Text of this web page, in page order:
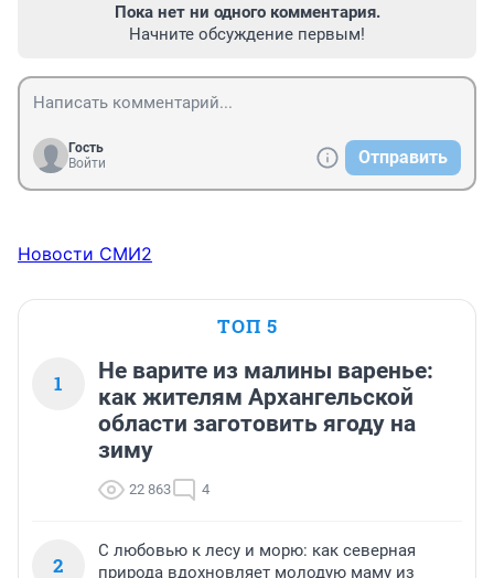
Пока нет ни одного комментария.
Начните обсуждение первым!
Гость
Войти
Отправить
Новости СМИ2
ТОП 5
1
Не варите из малины варенье:
как жителям Архангельской
области заготовить ягоду на
зиму
22 863 4
2
С любовью к лесу и морю: как северная
природа вдохновляет молодую маму из